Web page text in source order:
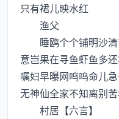
只有裙儿映水红
渔父
睡鸥个个铺明沙清
意岂果在寻鱼虾鱼多
嘱妇早曝网呜呜命儿
无神仙全家不知离别
村居【六言】